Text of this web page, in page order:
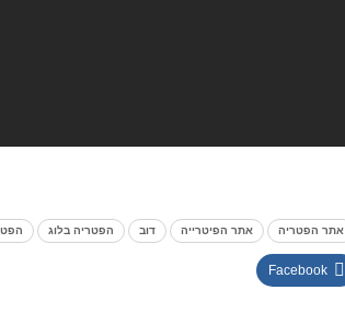
אתר הפטריה אתר הפיטרייה דוב הפטריה בלוג
Facebook